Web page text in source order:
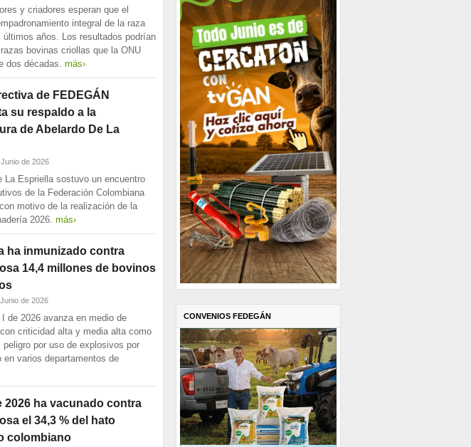
y criadores esperan que el
integral de la raza
años. Los resultados podrían
bovinas criollas que la ONU
dos décadas. más›
de FEDEGÁN
su respaldo a la
de Abelardo De La
de 2026
La Espriella sostuvo un encuentro
de la Federación Colombiana
motivo de la realización de la
2026. más›
ha inmunizado contra
14,4 millones de bovinos
de 2026
I de 2026 avanza en medio de
criticidad alta y media alta como
por uso de explosivos por
en varios departamentos de
2026 ha vacunado contra
el 34,3 % del hato
colombiano
CONVENIOS FEDEGÁN